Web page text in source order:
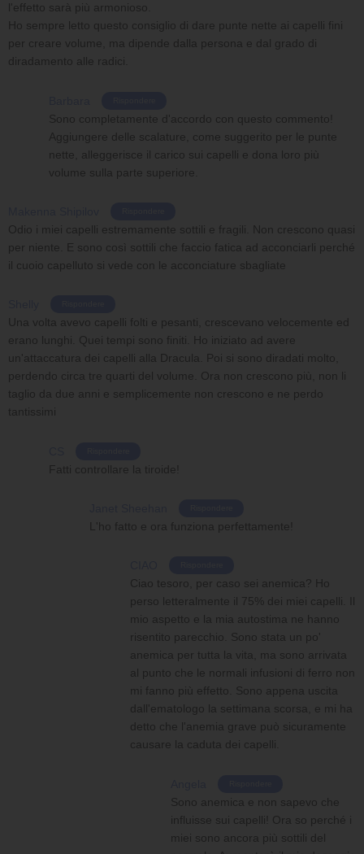
l'effetto sarà più armonioso.
Ho sempre letto questo consiglio di dare punte nette ai capelli fini
per creare volume, ma dipende dalla persona e dal grado di
diradamento alle radici.
Sono completamente d'accordo con questo commento!
Aggiungere delle scalature, come suggerito per le punte
nette, alleggerisce il carico sui capelli e dona loro più
volume sulla parte superiore.
Odio i miei capelli estremamente sottili e fragili. Non crescono quasi
per niente. E sono così sottili che faccio fatica ad acconciarli perché
il cuoio capelluto si vede con le acconciature sbagliate
Una volta avevo capelli folti e pesanti, crescevano velocemente ed
erano lunghi. Quei tempi sono finiti. Ho iniziato ad avere
un'attaccatura dei capelli alla Dracula. Poi si sono diradati molto,
perdendo circa tre quarti del volume. Ora non crescono più, non li
taglio da due anni e semplicemente non crescono e ne perdo
tantissimi
Fatti controllare la tiroide!
L'ho fatto e ora funziona perfettamente!
Ciao tesoro, per caso sei anemica? Ho
perso letteralmente il 75% dei miei capelli. Il
mio aspetto e la mia autostima ne hanno
risentito parecchio. Sono stata un po'
anemica per tutta la vita, ma sono arrivata
al punto che le normali infusioni di ferro non
mi fanno più effetto. Sono appena uscita
dall'ematologo la settimana scorsa, e mi ha
detto che l'anemia grave può sicuramente
causare la caduta dei capelli.
Sono anemica e non sapevo che
influisse sui capelli! Ora so perché i
miei sono ancora più sottili del